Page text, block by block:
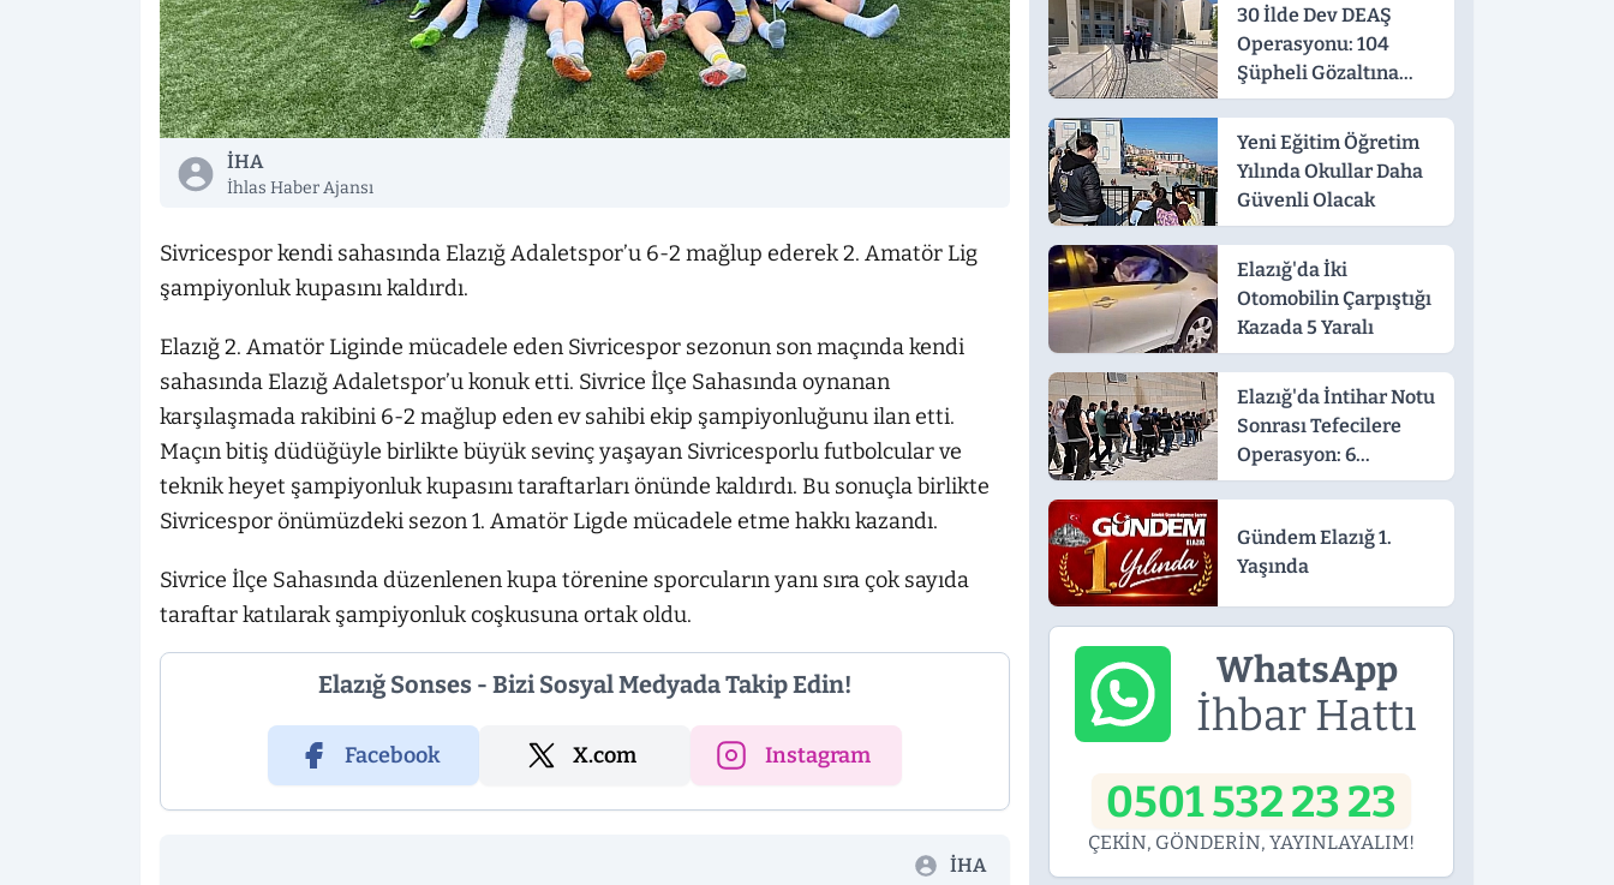
İHA
İhlas Haber Ajansı
Sivricespor kendi sahasında Elazığ Adaletspor’u 6-2 mağlup ederek 2. Amatör Lig
şampiyonluk kupasını kaldırdı.
Elazığ 2. Amatör Liginde mücadele eden Sivricespor sezonun son maçında kendi
sahasında Elazığ Adaletspor’u konuk etti. Sivrice İlçe Sahasında oynanan
karşılaşmada rakibini 6-2 mağlup eden ev sahibi ekip şampiyonluğunu ilan etti.
Maçın bitiş düdüğüyle birlikte büyük sevinç yaşayan Sivricesporlu futbolcular ve
teknik heyet şampiyonluk kupasını taraftarları önünde kaldırdı. Bu sonuçla birlikte
Sivricespor önümüzdeki sezon 1. Amatör Ligde mücadele etme hakkı kazandı.
Sivrice İlçe Sahasında düzenlenen kupa törenine sporcuların yanı sıra çok sayıda
taraftar katılarak şampiyonluk coşkusuna ortak oldu.
Elazığ Sonses - Bizi Sosyal Medyada Takip Edin!
Facebook X.com Instagram
İHA
30 İlde Dev DEAŞ
Operasyonu: 104
Şüpheli Gözaltına
Alındı
Yeni Eğitim Öğretim
Yılında Okullar Daha
Güvenli Olacak
Elazığ'da İki
Otomobilin Çarpıştığı
Kazada 5 Yaralı
Elazığ'da İntihar Notu
Sonrası Tefecilere
Operasyon: 6
Tutuklama
Gündem Elazığ 1.
Yaşında
WhatsApp
İhbar Hattı
0501 532 23 23
ÇEKİN, GÖNDERİN, YAYINLAYALIM!